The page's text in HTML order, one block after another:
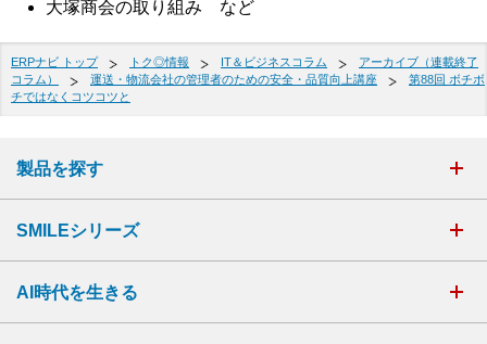
大塚商会の取り組み など
ERPナビ トップ トク◎情報 IT＆ビジネスコラム
アーカイブ（連載終了
コラム）
運送・物流会社の管理者のための安全・品質向上講座
第88回 ボチボ
チではなくコツコツと
製品を探す
SMILEシリーズ
AI時代を生きる